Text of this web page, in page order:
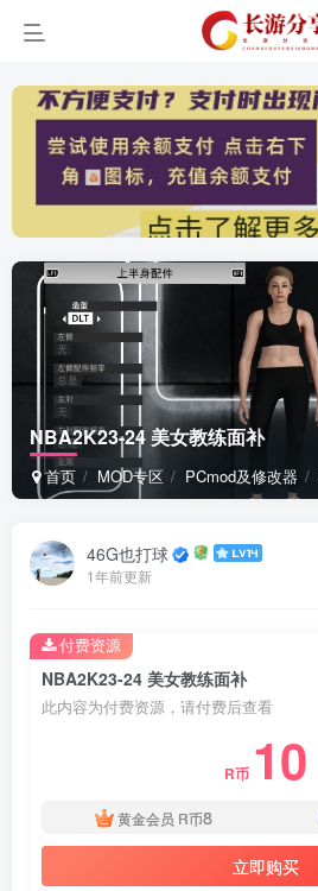
NBA2K23-24 美女教练面补
首页 MOD专区 PCmod及修改器
46G也打球
1年前更新
NBA2K23-24 美女教练面补
此内容为付费资源，请付费后查看
R币 10
黄金会员 R币8
立即购买
付费资源